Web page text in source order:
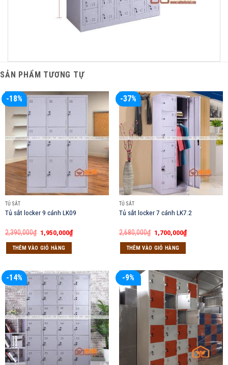
SẢN PHẨM TƯƠNG TỰ
-18%
TỦ SẮT
Tủ sắt locker 9 cánh LK09
2,390,000₫ Giá
gốc
là:
2,390,000₫.
1,950,000₫Giá
hiện
THÊM VÀO GIỎ HÀNG
-37%
TỦ SẮT
Tủ sắt locker 7 cánh LK7.2
2,680,000₫ Giá
gốc
là:
2,680,000₫.
1,700,000₫Giá
hiện
THÊM VÀO GIỎ HÀNG
-14% -9%